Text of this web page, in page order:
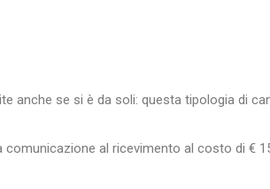
anche se si è da soli: questa tipologia di
al ricevimento al costo di €